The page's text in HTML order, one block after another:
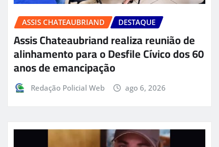
ASSIS CHATEAUBRIAND DESTAQUE
Assis Chateaubriand realiza reunião de
alinhamento para o Desfile Cívico dos 60
anos de emancipação
Redação Policial Web ago 6, 2026